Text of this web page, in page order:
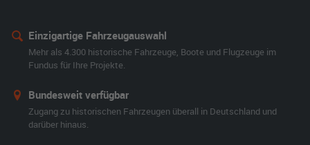
Einzigartige Fahrzeugauswahl
Mehr als 4.300 historische Fahrzeuge, Boote und Flugzeuge im
Fundus für Ihre Projekte.
Bundesweit verfügbar
Zugang zu historischen Fahrzeugen überall in Deutschland und
darüber hinaus.